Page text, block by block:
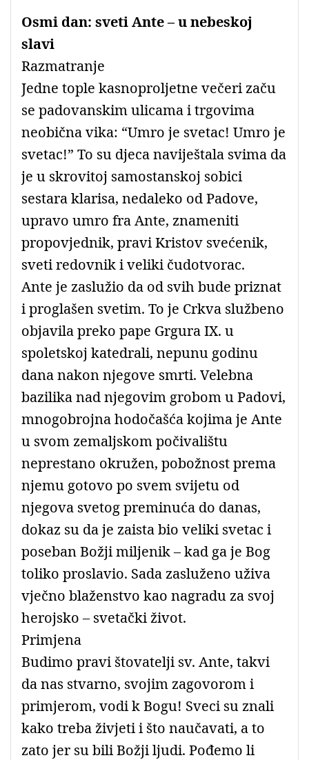
Osmi dan: sveti Ante – u nebeskoj
slavi
Razmatranje
Jedne tople kasnoproljetne večeri začu
se padovanskim ulicama i trgovima
neobična vika: “Umro je svetac! Umro je
svetac!” To su djeca naviještala svima da
je u skrovitoj samostanskoj sobici
sestara klarisa, nedaleko od Padove,
upravo umro fra Ante, znameniti
propovjednik, pravi Kristov svećenik,
sveti redovnik i veliki čudotvorac.
Ante je zaslužio da od svih bude priznat
i proglašen svetim. To je Crkva službeno
objavila preko pape Grgura IX. u
spoletskoj katedrali, nepunu godinu
dana nakon njegove smrti. Velebna
bazilika nad njegovim grobom u Padovi,
mnogobrojna hodočašća kojima je Ante
u svom zemaljskom počivalištu
neprestano okružen, pobožnost prema
njemu gotovo po svem svijetu od
njegova svetog preminuća do danas,
dokaz su da je zaista bio veliki svetac i
poseban Božji miljenik – kad ga je Bog
toliko proslavio. Sada zasluženo uživa
vječno blaženstvo kao nagradu za svoj
herojsko – svetački život.
Primjena
Budimo pravi štovatelji sv. Ante, takvi
da nas stvarno, svojim zagovorom i
primjerom, vodi k Bogu! Sveci su znali
kako treba živjeti i što naučavati, a to
zato jer su bili Božji ljudi. Pođemo li